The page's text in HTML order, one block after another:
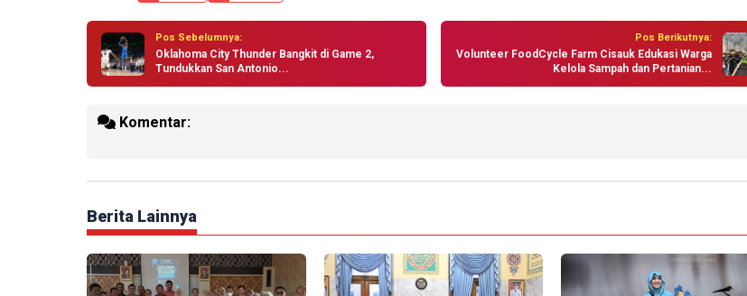
Pos Sebelumnya:
Oklahoma City Thunder Bangkit di Game 2,
Tundukkan San Antonio...
Pos Berikutnya:
Volunteer FoodCycle Farm Cisauk Edukasi Warga
Kelola Sampah dan Pertanian...
Komentar:
Berita Lainnya